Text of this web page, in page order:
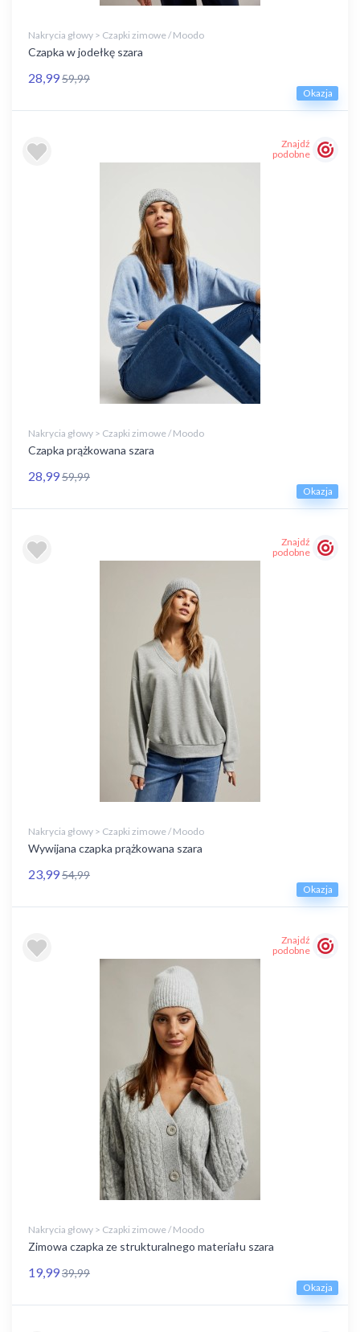
Okazja
Nakrycia głowy > Czapki zimowe / Moodo
Czapka w jodełkę szara
28,9959,99
Okazja
Znajdź
podobne
Nakrycia głowy > Czapki zimowe / Moodo
Czapka prążkowana szara
28,9959,99
Okazja
Znajdź
podobne
Nakrycia głowy > Czapki zimowe / Moodo
Wywijana czapka prążkowana szara
23,9954,99
Okazja
Znajdź
podobne
Nakrycia głowy > Czapki zimowe / Moodo
Zimowa czapka ze strukturalnego materiału szara
19,9939,99